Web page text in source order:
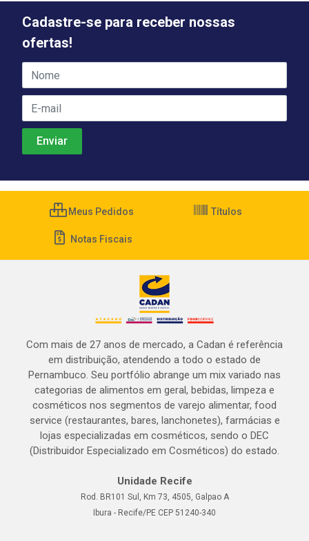
Cadastre-se para receber nossas
ofertas!
Meus Pedidos Títulos
Notas Fiscais
Com mais de 27 anos de mercado, a Cadan é referência
em distribuição, atendendo a todo o estado de
Pernambuco. Seu portfólio abrange um mix variado nas
categorias de alimentos em geral, bebidas, limpeza e
cosméticos nos segmentos de varejo alimentar, food
service (restaurantes, bares, lanchonetes), farmácias e
lojas especializadas em cosméticos, sendo o DEC
(Distribuidor Especializado em Cosméticos) do estado.
Unidade Recife
Rod. BR101 Sul, Km 73, 4505, Galpao A
Ibura - Recife/PE CEP 51240-340